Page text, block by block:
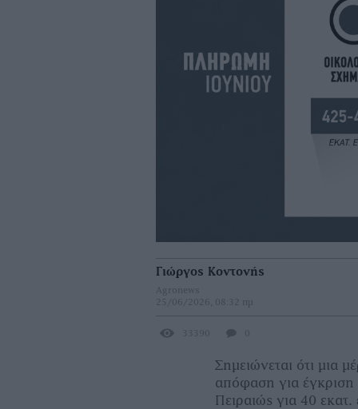
Γιώργος Κοντονής
Agronews
25/06/2026, 08:32 πμ
33390 0
Σημειώνεται ότι μια
απόφαση για έγκριση
Πειραιώς για 40